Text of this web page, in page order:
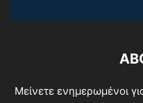
Μείνετε ενημερωμένοι